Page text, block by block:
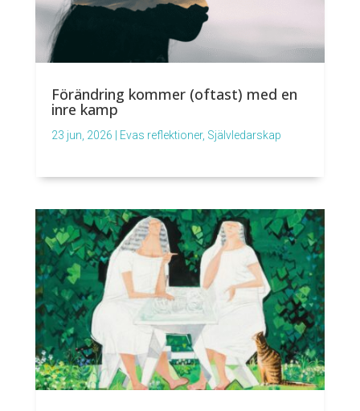
Förändring kommer (oftast) med en
inre kamp
23 jun, 2026 Evas reflektioner, Självledarskap